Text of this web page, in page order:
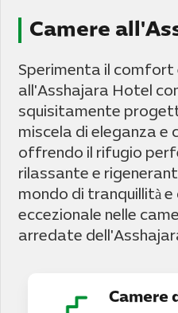
Camere
Sperimenta il comfort
all'Asshajara Hotel
squisitamente
miscela di eleganza e
offrendo il rifugio
rilassante e
mondo di tranquillità
eccezionale nelle
arredate
Camere